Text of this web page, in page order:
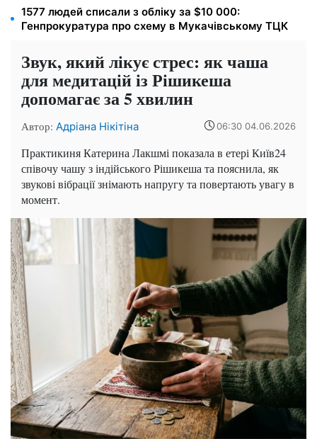
1577 людей списали з обліку за $10 000:
Генпрокуратура про схему в Мукачівському ТЦК
Звук, який лікує стрес: як чаша
для медитацій із Рішикеша
допомагає за 5 хвилин
Автор: Адріана Нікітіна 06:30 04.06.2026
Практикиня Катерина Лакшмі показала в етері Київ24
співочу чашу з індійського Рішикеша та пояснила, як
звукові вібрації знімають напругу та повертають увагу в
момент.